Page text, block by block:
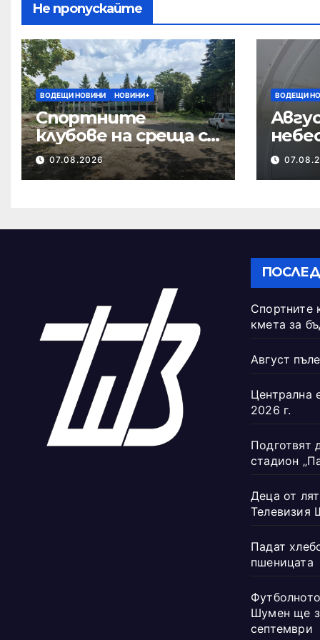
Не пропускайте
ВОДЕЩИ НОВИНИ НОВИНИ+
Спортните
клубове на среща с
кмета за
бъдещето на
07.08.2026
ВОДЕЩИ
Спортните
кмета за
Август
Централна
2026 г.
Подготвят
стадион
Деца от
Телевизия
Падат
пшеницата
Шумен ще
септември